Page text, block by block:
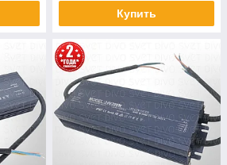
Купить